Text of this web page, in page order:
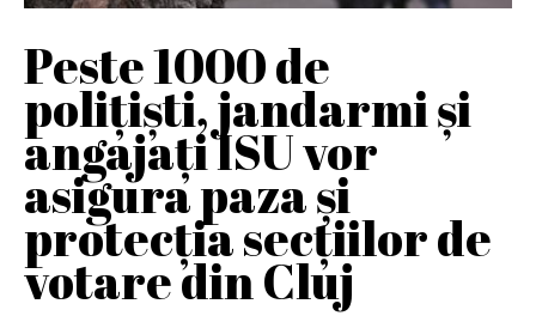
Peste 1000 de
poliţişti, jandarmi şi
angajaţi ISU vor
asigura paza şi
protecţia secţiilor de
votare din Cluj